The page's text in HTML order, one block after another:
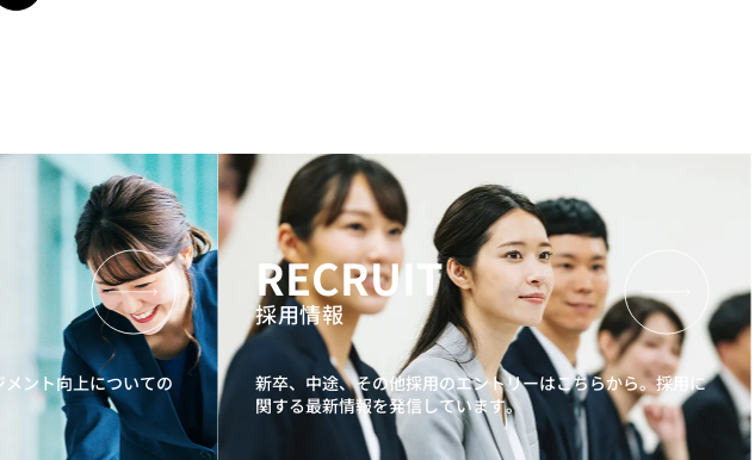
メント向上についての
RECRUIT
採用情報
新卒、中途、その他採用のエントリーはこちらから。採用に
関する最新情報を発信しています。